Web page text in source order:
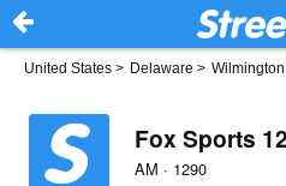
United States > Delaware > Wilmington
Fox Sports
AM · 1290